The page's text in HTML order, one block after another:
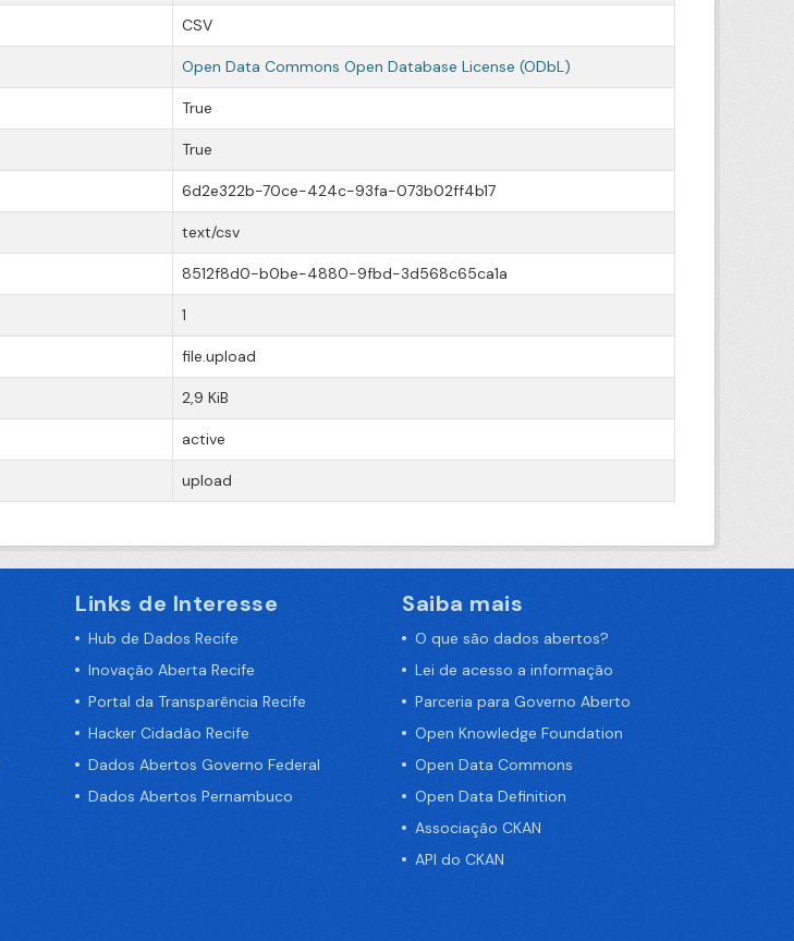
CSV
Open Data Commons Open Database License (ODbL)
True
True
6d2e322b-70ce-424c-93fa-073b02ff4b17
text/csv
8512f8d0-b0be-4880-9fbd-3d568c65ca1a
1
file.upload
2,9 KiB
active
upload
Links de Interesse
Hub de Dados Recife
Inovação Aberta Recife
Portal da Transparência Recife
Hacker Cidadão Recife
Dados Abertos Governo Federal
Dados Abertos Pernambuco
Saiba mais
O que são dados abertos?
Lei de acesso a informação
Parceria para Governo Aberto
Open Knowledge Foundation
Open Data Commons
Open Data Definition
Associação CKAN
API do CKAN